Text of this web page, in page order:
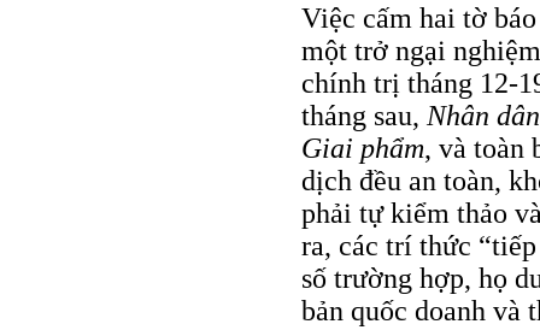
Việc cấm hai tờ
một trở ngại
chính trị tháng 12-
tháng sau, Nhân dân
Giai phẩm, và toàn
dịch đều an toàn,
phải tự kiểm thảo
ra, các trí thức
số trường hợp, họ
bản quốc doanh và